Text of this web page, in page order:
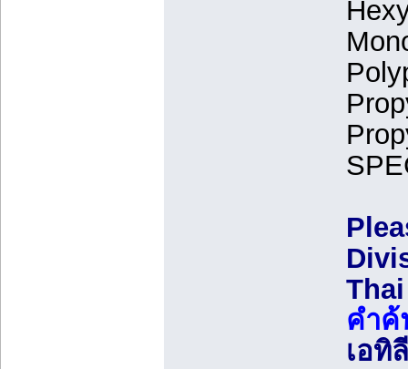
คำ
เอทิ